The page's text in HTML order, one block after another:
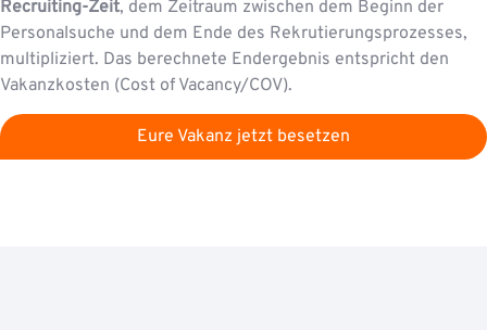
Recruiting-Zeit, dem Zeitraum zwischen dem Beginn der
Personalsuche und dem Ende des Rekrutierungsprozesses,
multipliziert. Das berechnete Endergebnis entspricht den
Vakanzkosten (Cost of Vacancy/COV).
Eure Vakanz jetzt besetzen